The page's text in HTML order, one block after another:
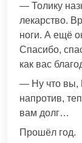
— Толику
лекарство.
ноги. А ещё
Спасибо,
как вас
— Ну что вы,
напротив,
вам долг…
Прошёл год.